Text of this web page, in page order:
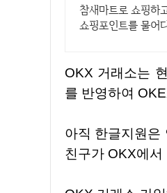
참새마트로 쇼핑하
쇼핑포인트를 물어
OKX 거래소는 현물 거래량 기준 세계 2위 암호화폐 거래소로, 암호화폐의 역동성과 도입 가속화
를 반영하여
아직 한글지원은 안되지만 250개가 넘는 디지털 자산이 등록되어 있어서 좋다. 친구추천 보상으로
친구가 OKX에